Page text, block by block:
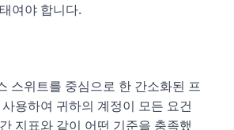
여야 합니다.
스위트를 중심으로 한 간소화된 프
용하여 귀하의 계정이 모든 요건
지표와 같이 어떤 기준을 충족했